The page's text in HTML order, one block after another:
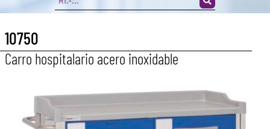
10750
Carro hospitalario acero inoxidable